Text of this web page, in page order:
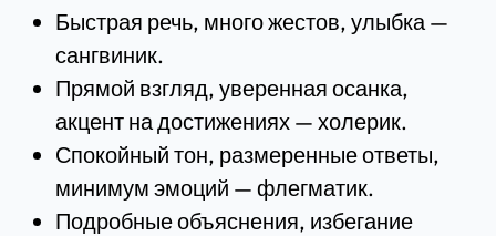
Быстрая речь, много жестов, улыбка —
сангвиник.
Прямой взгляд, уверенная осанка,
акцент на достижениях — холерик.
Спокойный тон, размеренные ответы,
минимум эмоций — флегматик.
Подробные объяснения, избегание